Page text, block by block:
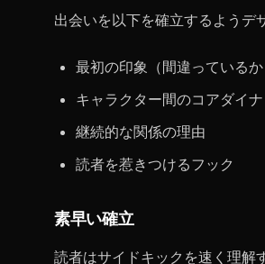
出会いを以下を確立するようデ
最初の印象（間違っているか
キャラクター間のコアダイナ
継続的な関係の理由
読者を惹きつけるフック
素早い確立
読者はサイドキックを速く理解